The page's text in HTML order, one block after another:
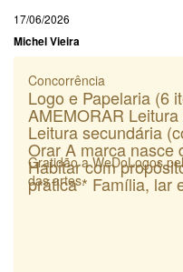
17/06/2026
Michel Vieira
Concorrência
Logo e Papelaria (6
AMEMORAR
Leitura secundária
Orar A marca nasce
Habitar com
prática * Família, lar
Gratidão a WeDoLogos
das artes.